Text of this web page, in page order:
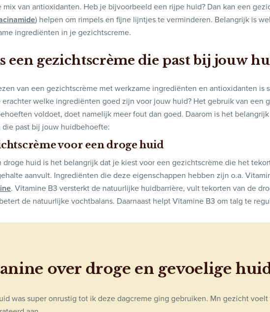
mix van antioxidanten. Heb je bijvoorbeeld een rijpe huid? Dan kan een
) helpen om rimpels en fijne lijntjes te verminderen. Belangrijk is
ingrediënten in je gezichtscreme.
een gezichtscrème die past bij jouw
van een gezichtscrème met werkzame ingrediënten en antioxidanten is
erachter welke ingrediënten goed zijn voor jouw huid? Het gebruik van een
voldoet, doet namelijk meer fout dan goed. Daarom is het
die past bij jouw huidbehoefte:
voor een droge huid
droge huid is het belangrijk dat je kiest voor een gezichtscrème die het
aanvult. Ingrediënten die deze eigenschappen hebben zijn o.a.
. Vitamine B3 versterkt de natuurlijke huidbarrière, vult tekorten van de
de natuurlijke vochtbalans. Daarnaast helpt Vitamine B3 om talg te
over droge en gevoelige
was super onrustig tot ik deze dagcreme ging gebruiken. Mn gezicht